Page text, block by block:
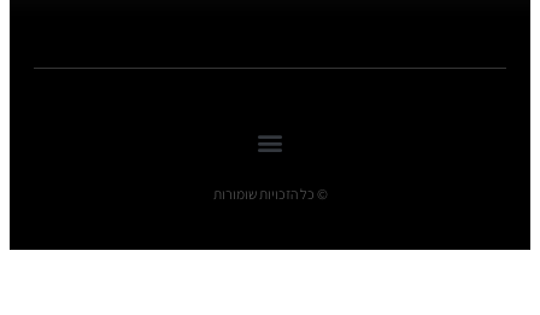
© כל הזכויות שומורות